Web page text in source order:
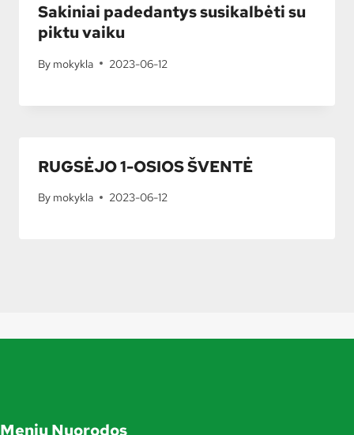
Sakiniai padedantys susikalbėti su
piktu vaiku
By mokykla 2023-06-12
RUGSĖJO 1-OSIOS ŠVENTĖ
By mokykla 2023-06-12
Meniu Nuorodos